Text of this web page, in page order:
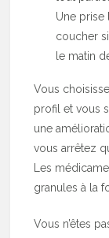
Une prise
coucher
le matin
Vous
profil et vous
une
vous arrêtez
Les
granules à la
Vous n’êtes